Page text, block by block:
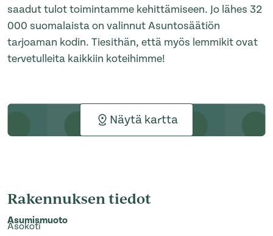
saadut tulot toimintamme kehittämiseen. Jo lähes 32
000 suomalaista on valinnut Asuntosäätiön
tarjoaman kodin. Tiesithän, että myös lemmikit ovat
tervetulleita kaikkiin koteihimme!
Näytä kartta
Rakennuksen tiedot
Asumismuoto
Asokoti